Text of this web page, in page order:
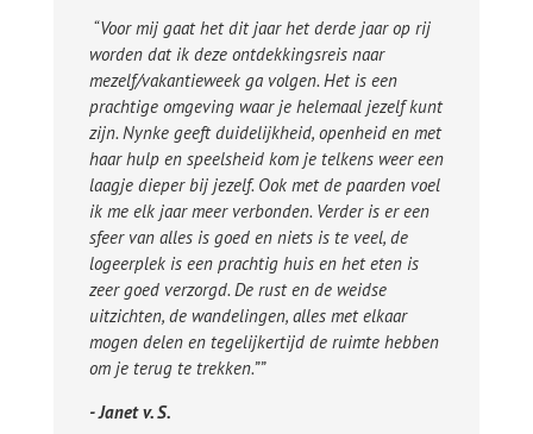
“Voor mij gaat het dit jaar het derde jaar op rij
worden dat ik deze ontdekkingsreis naar
mezelf/vakantieweek ga volgen. Het is een
prachtige omgeving waar je helemaal jezelf kunt
zijn. Nynke geeft duidelijkheid, openheid en met
haar hulp en speelsheid kom je telkens weer een
laagje dieper bij jezelf. Ook met de paarden voel
ik me elk jaar meer verbonden. Verder is er een
sfeer van alles is goed en niets is te veel, de
logeerplek is een prachtig huis en het eten is
zeer goed verzorgd. De rust en de weidse
uitzichten, de wandelingen, alles met elkaar
mogen delen en tegelijkertijd de ruimte hebben
om je terug te trekken.””
- Janet v. S.